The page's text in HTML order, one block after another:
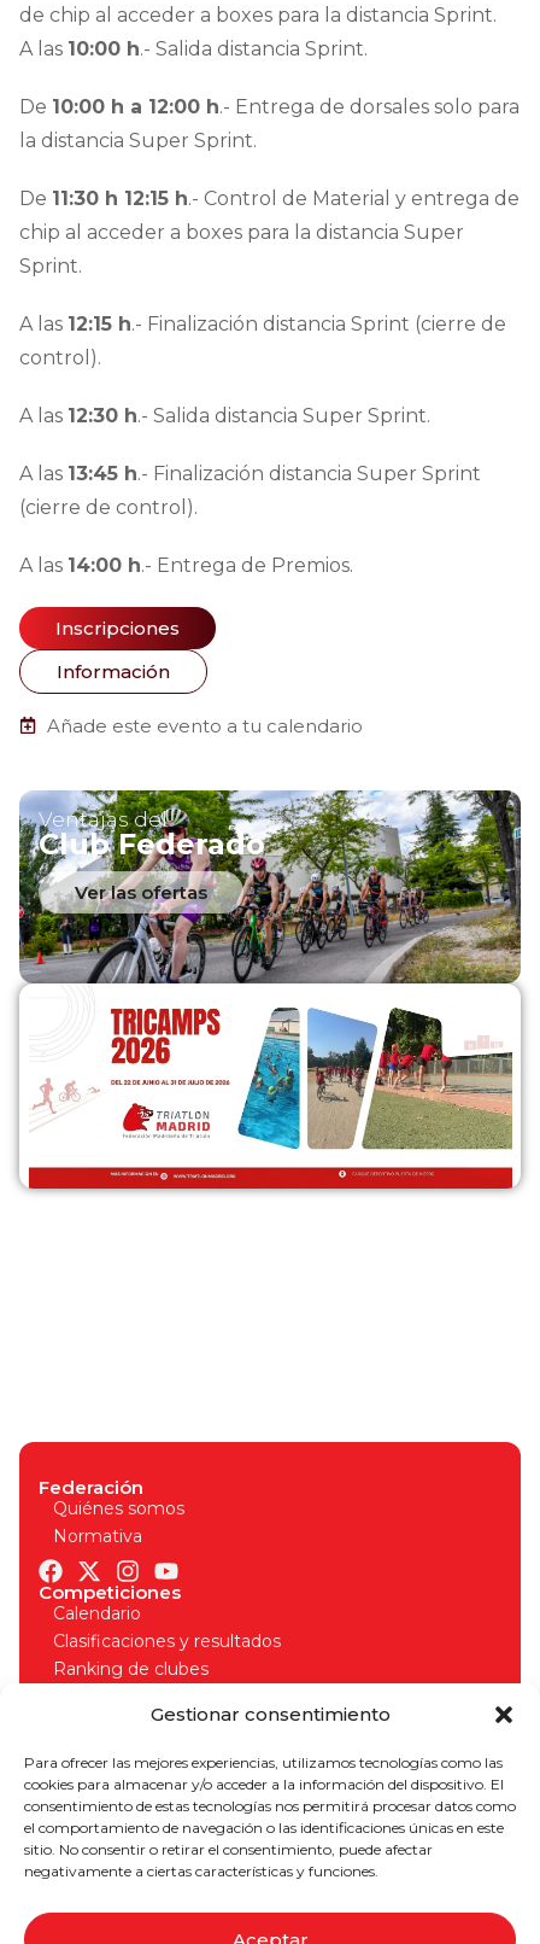
Gestionar consentimiento
Para ofrecer las mejores experiencias, utilizamos tecnologías como las
cookies para almacenar y/o acceder a la información del dispositivo. El
consentimiento de estas tecnologías nos permitirá procesar datos como
el comportamiento de navegación o las identificaciones únicas en este
sitio. No consentir o retirar el consentimiento, puede afectar
negativamente a ciertas características y funciones.
Aceptar
de chip al acceder a boxes para la distancia Sprint.
A las 10:00 h.- Salida distancia Sprint.
De 10:00 h a 12:00 h.- Entrega de dorsales solo para
la distancia Super Sprint.
De 11:30 h 12:15 h.- Control de Material y entrega de
chip al acceder a boxes para la distancia Super
Sprint.
A las 12:15 h.- Finalización distancia Sprint (cierre de
control).
A las 12:30 h.- Salida distancia Super Sprint.
A las 13:45 h.- Finalización distancia Super Sprint
(cierre de control).
A las 14:00 h.- Entrega de Premios.
Inscripciones
Información
Añade este evento a tu calendario
Ventajas del
Club Federado
Ver las ofertas
Federación
Quiénes somos
Normativa
Competiciones
Calendario
Clasificaciones y resultados
Ranking de clubes
Normativa competiciones
Solicitud de licencia
Seguros deportivos
Normativa licencias
¡Apúntate a nuestro boletín para estar al día!
SUSCRIBIRME